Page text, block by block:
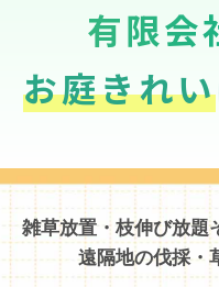
有限会
お庭きれい
雑草放置・枝伸び放題
遠隔地の伐採・